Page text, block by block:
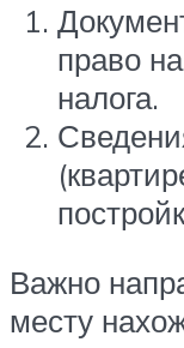
право
налога.
Важно
месту